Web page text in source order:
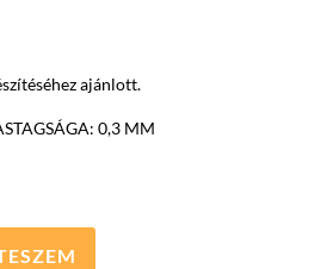
ajánlott.
0,3 MM